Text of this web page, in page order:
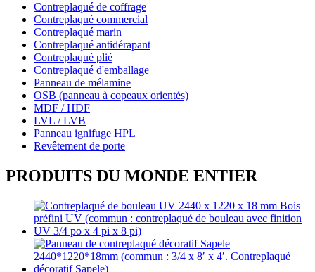
Contreplaqué de coffrage
Contreplaqué commercial
Contreplaqué marin
Contreplaqué antidérapant
Contreplaqué plié
Contreplaqué d'emballage
Panneau de mélamine
OSB (panneau à copeaux orientés)
MDF / HDF
LVL / LVB
Panneau ignifuge HPL
Revêtement de porte
PRODUITS DU MONDE ENTIER